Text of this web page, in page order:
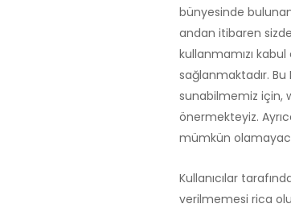
bünyesinde
andan itibaren
kullanmamızı
sağlanmaktadır.
sunabilmemiz için,
önermekteyiz.
mümkün
Kullanıcılar
verilmemesi rica